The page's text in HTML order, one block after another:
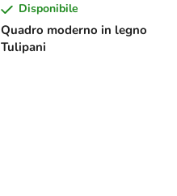
Quadro moderno in legno
Tulipani
Disponibile